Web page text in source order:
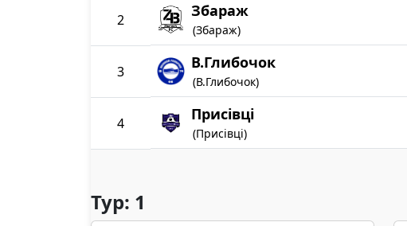
2 Збараж
(Збараж)
3 В.Глибочок
(В.Глибочок)
4 Присівці
(Присівці)
Тур: 1